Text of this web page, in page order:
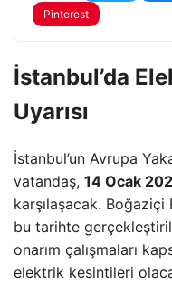
Pinterest
İstanbul’da
Uyarısı
İstanbul’un Avrupa
vatandaş, 14 Ocak
karşılaşacak. Boğaziçi
bu tarihte
onarım çalışmaları
elektrik kesintileri